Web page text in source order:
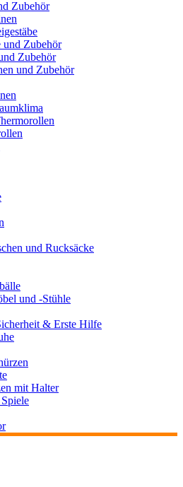
Zubehör
und Zubehör
Zubehör
und Zubehör
und Rucksäcke
und -Stühle
& Erste Hilfe
mit Halter